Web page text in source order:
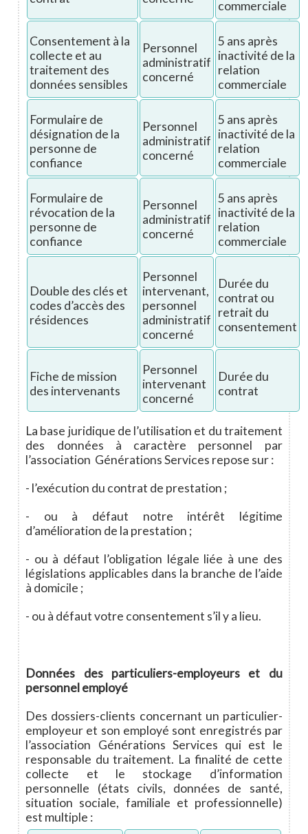
commerciale
Consentement à la
collecte et au
traitement des
données sensibles
Personnel
administratif
concerné
5 ans après
inactivité de la
relation
commerciale
Formulaire de
désignation de la
personne de
confiance
Personnel
administratif
concerné
5 ans après
inactivité de la
relation
commerciale
Formulaire de
révocation de la
personne de
confiance
Personnel
administratif
concerné
5 ans après
inactivité de la
relation
commerciale
Double des clés et
codes d’accès des
résidences
Personnel
intervenant,
personnel
administratif
concerné
Durée du
contrat ou
retrait du
consentement
Fiche de mission
des intervenants
Personnel
intervenant
concerné
Durée du
contrat
La base juridique de l’utilisation et du traitement
des données à caractère personnel par
l’association Générations Services repose sur :
- l’exécution du contrat de prestation ;
- ou à défaut notre intérêt légitime
d’amélioration de la prestation ;
- ou à défaut l’obligation légale liée à une des
législations applicables dans la branche de l’aide
à domicile ;
- ou à défaut votre consentement s’il y a lieu.
Données des particuliers-employeurs et du
personnel employé
Des dossiers-clients concernant un particulier-
employeur et son employé sont enregistrés par
l’association Générations Services qui est le
responsable du traitement. La finalité de cette
collecte et le stockage d’information
personnelle (états civils, données de santé,
situation sociale, familiale et professionnelle)
est multiple :